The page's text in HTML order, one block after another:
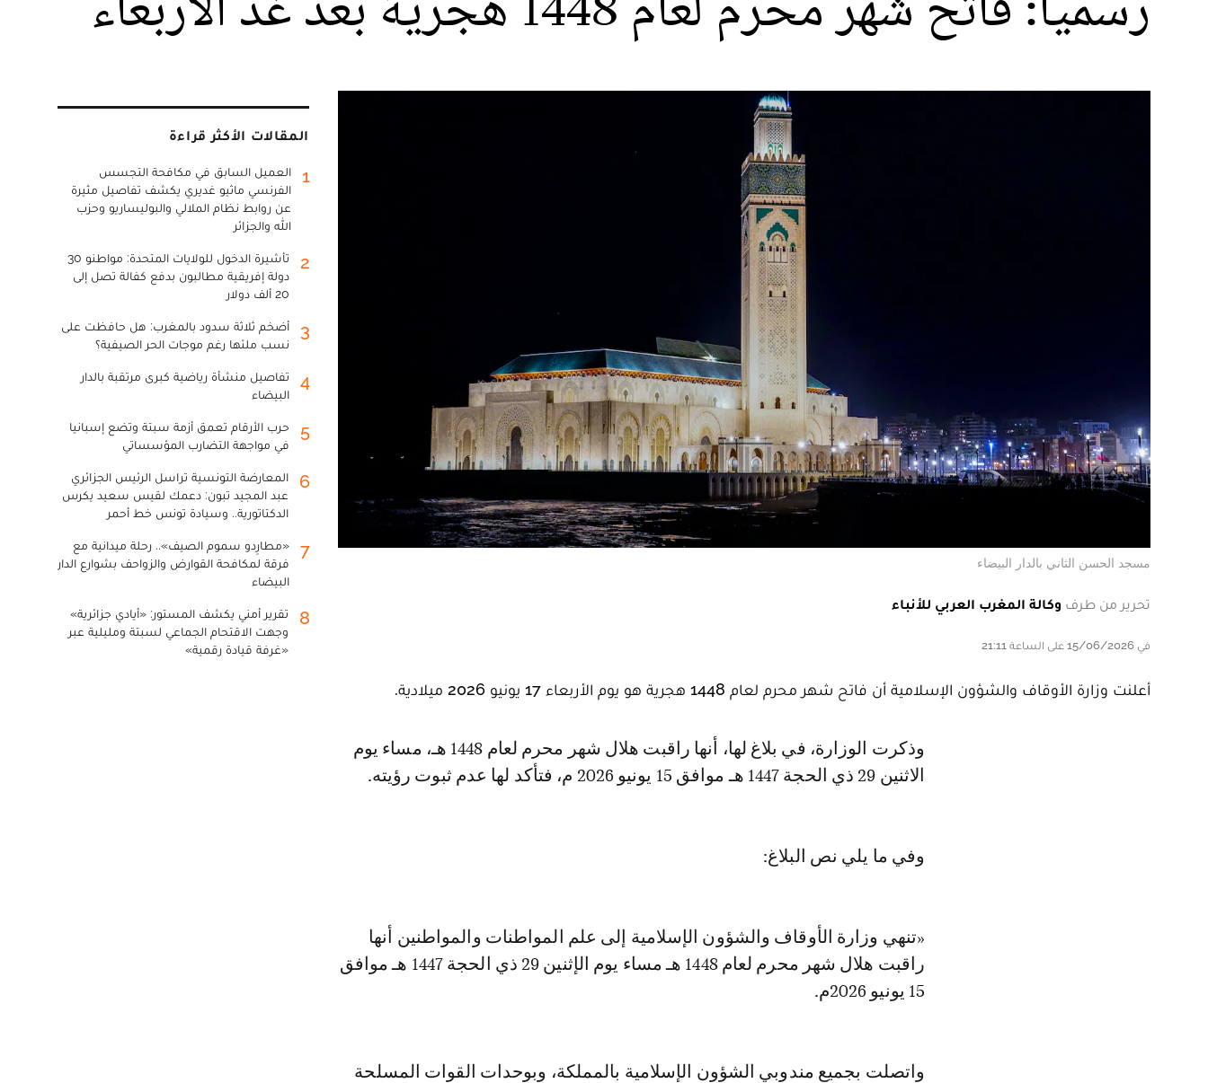
مسجد الحسن الثاني بالدار البيضاء
تحرير من طرف وكالة المغرب العربي للأنباء
في 15/06/2026 على الساعة 21:11
أعلنت وزارة الأوقاف والشؤون الإسلامية أن فاتح شهر محرم لعام 1448 هجرية هو يوم الأربعاء 17 يونيو 2026 ميلادية.
وذكرت الوزارة، في بلاغ لها، أنها راقبت هلال شهر محرم لعام 1448 هـ، مساء يوم
الاثنين 29 ذي الحجة 1447 هـ موافق 15 يونيو 2026 م، فتأكد لها عدم ثبوت رؤيته.
وفي ما يلي نص البلاغ:
«تنهي وزارة الأوقاف والشؤون الإسلامية إلى علم المواطنات والمواطنين أنها
راقبت هلال شهر محرم لعام 1448 هـ مساء يوم الإثنين 29 ذي الحجة 1447 هـ موافق
15 يونيو 2026م.
واتصلت بجميع مندوبي الشؤون الإسلامية بالمملكة، وبوحدات القوات المسلحة
المقالات الأكثر قراءة
1
العميل السابق في مكافحة التجسس
الفرنسي ماثيو غديري يكشف تفاصيل مثيرة
عن روابط نظام الملالي والبوليساريو وحزب
الله والجزائر
2
تأشيرة الدخول للولايات المتحدة: مواطنو 30
دولة إفريقية مطالبون بدفع كفالة تصل إلى
20 ألف دولار
3
أضخم ثلاثة سدود بالمغرب: هل حافظت على
نسب ملئها رغم موجات الحر الصيفية؟
4
تفاصيل منشأة رياضية كبرى مرتقبة بالدار
البيضاء
5
حرب الأرقام تعمق أزمة سبتة وتضع إسبانيا
في مواجهة التضارب المؤسساتي
6
المعارضة التونسية تراسل الرئيس الجزائري
عبد المجيد تبون: دعمك لقيس سعيد يكرس
الدكتاتورية.. وسيادة تونس خط أحمر
7
«مطارِدو سموم الصيف».. رحلة ميدانية مع
فرقة لمكافحة القوارض والزواحف بشوارع الدار
البيضاء
8
تقرير أمني يكشف المستور: «أيادي جزائرية»
وجهت الاقتحام الجماعي لسبتة ومليلية عبر
«غرفة قيادة رقمية»